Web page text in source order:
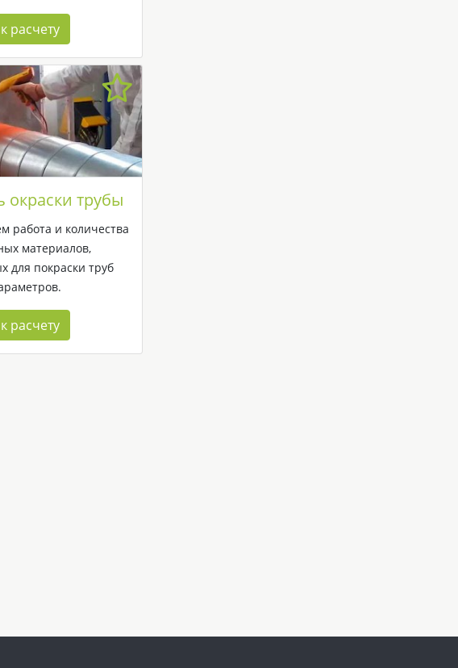
расчету
трубы
работа и количества
материалов,
для покраски труб
расчету